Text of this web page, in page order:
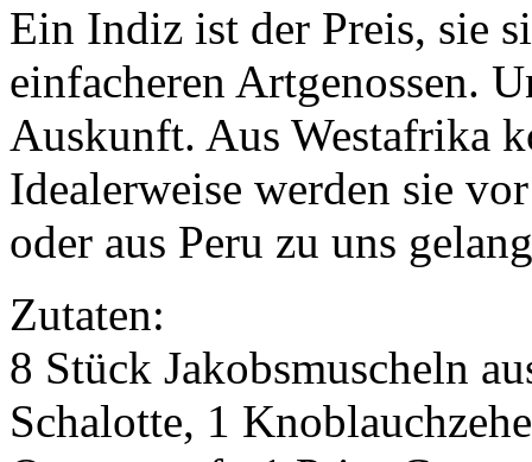
Ein Indiz ist der Preis, sie
einfacheren Artgenossen.
Auskunft. Aus Westafrika
Idealerweise werden sie
oder aus Peru zu uns
Zutaten:
8 Stück Jakobsmuscheln
Schalotte, 1